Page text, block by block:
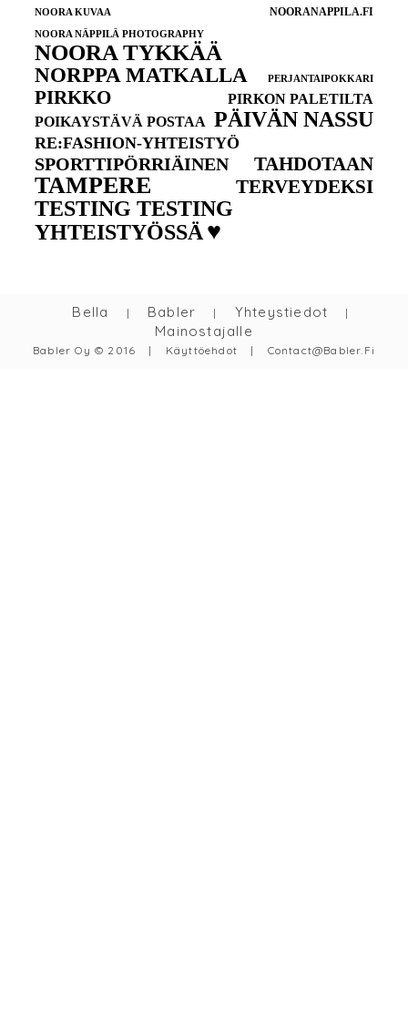
NOORA KUVAA NOORANAPPILA.FI
NOORA NÄPPILÄ PHOTOGRAPHY
NOORA TYKKÄÄ
NORPPA MATKALLA PERJANTAIPOKKARI
PIRKKO
PIRKON PALETILTA
POIKAYSTÄVÄ POSTAA PÄIVÄN NASSU
RE:FASHION-YHTEISTYÖ
SPORTTIPÖRRIÄINEN TAHDOTAAN
TAMPERE TERVEYDEKSI
TESTING TESTING
YHTEISTYÖSSÄ ♥
Bella | Babler | Yhteystiedot |
Mainostajalle
Babler Oy © 2016 | Käyttöehdot | Contact@babler.fi